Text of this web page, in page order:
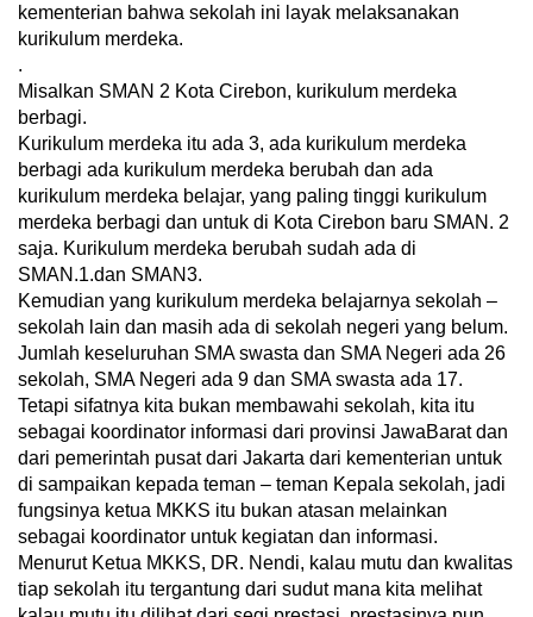
kementerian bahwa sekolah ini layak melaksanakan
kurikulum merdeka.
.
Misalkan SMAN 2 Kota Cirebon, kurikulum merdeka
berbagi.
Kurikulum merdeka itu ada 3, ada kurikulum merdeka
berbagi ada kurikulum merdeka berubah dan ada
kurikulum merdeka belajar, yang paling tinggi kurikulum
merdeka berbagi dan untuk di Kota Cirebon baru SMAN. 2
saja. Kurikulum merdeka berubah sudah ada di
SMAN.1.dan SMAN3.
Kemudian yang kurikulum merdeka belajarnya sekolah –
sekolah lain dan masih ada di sekolah negeri yang belum.
Jumlah keseluruhan SMA swasta dan SMA Negeri ada 26
sekolah, SMA Negeri ada 9 dan SMA swasta ada 17.
Tetapi sifatnya kita bukan membawahi sekolah, kita itu
sebagai koordinator informasi dari provinsi JawaBarat dan
dari pemerintah pusat dari Jakarta dari kementerian untuk
di sampaikan kepada teman – teman Kepala sekolah, jadi
fungsinya ketua MKKS itu bukan atasan melainkan
sebagai koordinator untuk kegiatan dan informasi.
Menurut Ketua MKKS, DR. Nendi, kalau mutu dan kwalitas
tiap sekolah itu tergantung dari sudut mana kita melihat